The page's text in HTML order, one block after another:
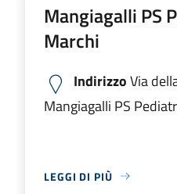
Mangiagalli PS
Marchi
IndirizzoVia
Mangiagalli PS
LEGGI DI PIÙ